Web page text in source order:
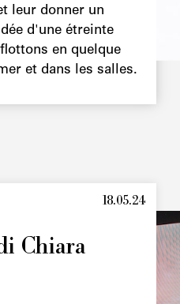
leur donner un
d'une étreinte
en quelque
et dans les salles.
18.05.24
Chiara